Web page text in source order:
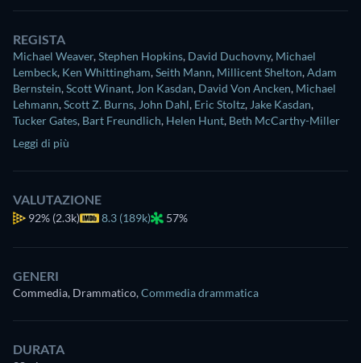
REGISTA
Michael Weaver,Stephen Hopkins, David Duchovny, Michael
Lembeck, Ken Whittingham,Seith Mann, Millicent Shelton,Adam
Bernstein,Scott Winant, Jon Kasdan, David Von Ancken, Michael
Lehmann,Scott Z. Burns, John Dahl, Eric Stoltz, Jake Kasdan,
Tucker Gates, Bart Freundlich, Helen Hunt, Beth McCarthy-Miller
Leggi di più
VALUTAZIONE
92% (2.3k) 8.3 (189k) 57%
GENERI
Commedia, Drammatico,Commedia drammatica
DURATA